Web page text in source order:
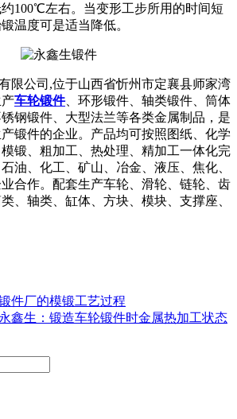
100℃左右。当变形工步所用的时间短
温度可是适当降低。
公司,位于山西省忻州市定襄县师家湾
车轮锻件、环形锻件、轴类锻件、筒体
钢锻件、大型法兰等各类金属制品，是
锻件的企业。产品均可按照图纸、化学
锻、粗加工、热处理、精加工一体化完
油、化工、矿山、冶金、液压、焦化、
合作。配套生产车轮、滑轮、链轮、齿
、轴类、缸体、方块、模块、支撑座、
件厂的模锻工艺过程
永鑫生：锻造车轮锻件时金属热加工状态